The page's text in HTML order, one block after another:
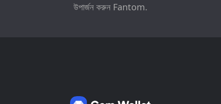
উপার্জন করুন Fantom.